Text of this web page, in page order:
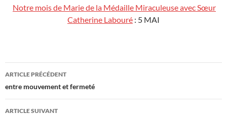
Notre mois de Marie de la Médaille Miraculeuse avec Sœur
Catherine Labouré : 5 MAI
Navigation
des
articles
ARTICLE PRÉCÉDENT
entre mouvement et fermeté
ARTICLE SUIVANT